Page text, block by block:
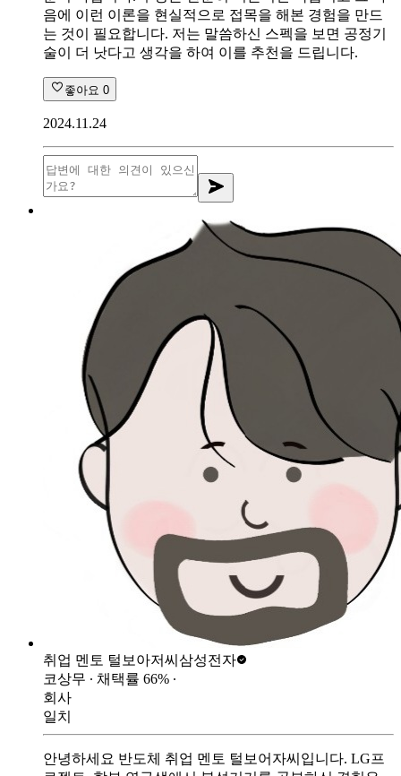
음에 이런 이론을 현실적으로 접목을 해본 경험을 만드
는 것이 필요합니다. 저는 말씀하신 스펙을 보면 공정기
술이 더 낫다고 생각을 하여 이를 추천을 드립니다.
좋아요 0
2024.11.24
취업 멘토 털보아저씨 삼성전자
코상무 ∙ 채택률 66% ∙
회사
일치
안녕하세요 반도체 취업 멘토 털보어자씨입니다. LG프